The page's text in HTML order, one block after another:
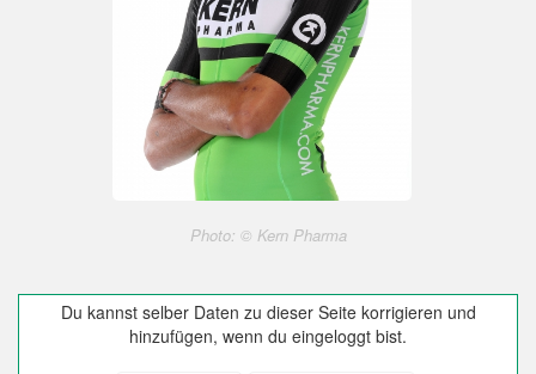
Photo: © Kern Pharma
Du kannst selber Daten zu dieser Seite korrigieren und
hinzufügen, wenn du eingeloggt bist.